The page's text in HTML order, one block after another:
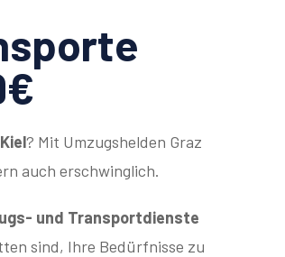
? Mit Umzugshelden Graz
auch erschwinglich.
und Transportdienste
sind, Ihre Bedürfnisse zu